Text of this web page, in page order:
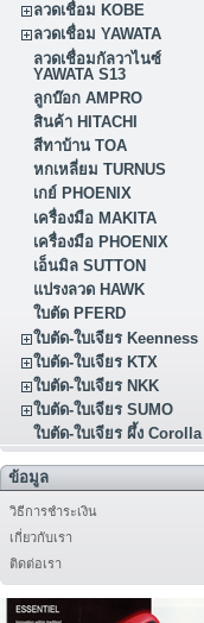
ลวดเชื่อม KOBE
ลวดเชื่อม YAWATA
ลวดเชื่อมกัลวาไนซ์
YAWATA S13
ลูกบ๊อก AMPRO
สินค้า HITACHI
สีทาบ้าน TOA
หกเหลี่ยม TURNUS
เกย์ PHOENIX
เครื่องมือ MAKITA
เครื่องมือ PHOENIX
เอ็นมิล SUTTON
แปรงลวด HAWK
ใบตัด PFERD
ใบตัด-ใบเจียร Keenness
ใบตัด-ใบเจียร KTX
ใบตัด-ใบเจียร NKK
ใบตัด-ใบเจียร SUMO
ใบตัด-ใบเจียร ผึ้ง Corolla
ข้อมูล
วิธีการชำระเงิน
เกี่ยวกับเรา
ติดต่อเรา